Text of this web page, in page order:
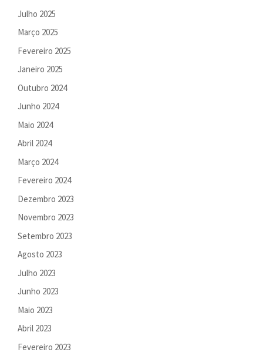
Julho 2025
Março 2025
Fevereiro 2025
Janeiro 2025
Outubro 2024
Junho 2024
Maio 2024
Abril 2024
Março 2024
Fevereiro 2024
Dezembro 2023
Novembro 2023
Setembro 2023
Agosto 2023
Julho 2023
Junho 2023
Maio 2023
Abril 2023
Fevereiro 2023